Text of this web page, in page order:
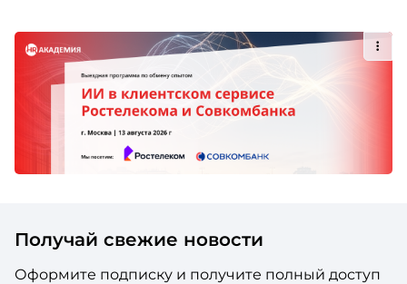
Получай свежие новости
Оформите подписку и получите полный доступ